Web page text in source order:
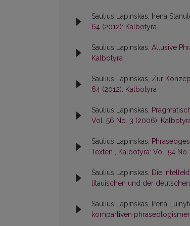
Saulius Lapinskas, Irena
64 (2012): Kalbotyra
Saulius Lapinskas, Allusive
Kalbotyra
Saulius Lapinskas, Zur
64 (2012): Kalbotyra
Saulius Lapinskas,
Vol. 56 No. 3 (2006):
Saulius Lapinskas,
Texten , Kalbotyra: Vol. 54
Saulius Lapinskas, Die
litauischen und der
Saulius Lapinskas, Irena
kompartiven